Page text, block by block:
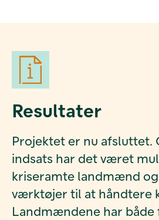
Resultater
Projektet er nu afsluttet.
indsats har det været
kriseramte landmænd
værktøjer til at håndtere
Landmændene har